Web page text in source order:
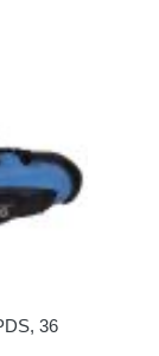
36